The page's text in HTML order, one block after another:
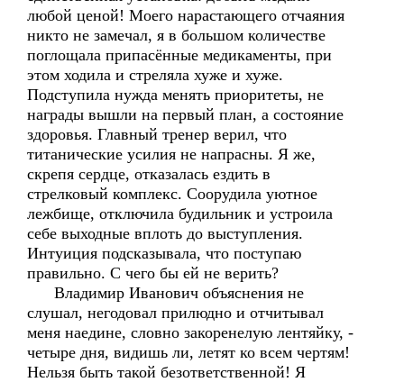
любой ценой! Моего нарастающего отчаяния
никто не замечал, я в большом количестве
поглощала припасённые медикаменты, при
этом ходила и стреляла хуже и хуже.
Подступила нужда менять приоритеты, не
награды вышли на первый план, а состояние
здоровья. Главный тренер верил, что
титанические усилия не напрасны. Я же,
скрепя сердце, отказалась ездить в
стрелковый комплекс. Соорудила уютное
лежбище, отключила будильник и устроила
себе выходные вплоть до выступления.
Интуиция подсказывала, что поступаю
правильно. С чего бы ей не верить?
Владимир Иванович объяснения не
слушал, негодовал прилюдно и отчитывал
меня наедине, словно закоренелую лентяйку, -
четыре дня, видишь ли, летят ко всем чертям!
Нельзя быть такой безответственной! Я